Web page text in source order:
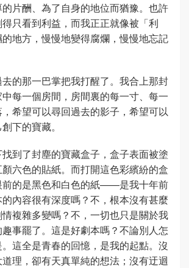
片酬、為了自身的地位而猶豫。也許
只看到利益，而我正正就像被「利
地方，慢慢地變得腐爛，慢慢地忘記
去的那一巴掌把我打醒了。我合上那封
每一個房間，房間裏的每一寸、每一
希望可以尋回過去的影子，希望可以
下的寶藏。
到了封塵的寶藏盒子，盒子表面被塗
六色的貼紙。而打開這色彩繽紛的盒
前的是黑色和白色的紙——是我十年前
內容很有深度嗎？不，根本沒有甚麼
複雜多變嗎？不，一切也只是關於我
事罷了。這是好劇本嗎？不論別人怎
這全是青春的回憶，是我的起點。沒
理，卻有天真單純的想法；沒有迂迴